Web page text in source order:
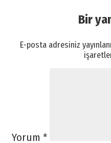
Bir
E-posta adresiniz
Yorum *